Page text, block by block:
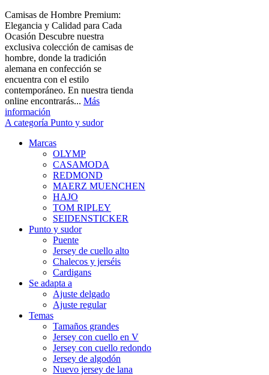
Camisas de Hombre Premium:
Elegancia y Calidad para Cada
Ocasión Descubre nuestra
exclusiva colección de camisas de
hombre, donde la tradición
alemana en confección se
encuentra con el estilo
contemporáneo. En nuestra tienda
online encontrarás... Más
información
A categoría Punto y sudor
Marcas
OLYMP
CASAMODA
REDMOND
MAERZ MUENCHEN
HAJO
TOM RIPLEY
SEIDENSTICKER
Punto y sudor
Puente
Jersey de cuello alto
Chalecos y jerséis
Cardigans
Se adapta a
Ajuste delgado
Ajuste regular
Temas
Tamaños grandes
Jersey con cuello en V
Jersey con cuello redondo
Jersey de algodón
Nuevo jersey de lana